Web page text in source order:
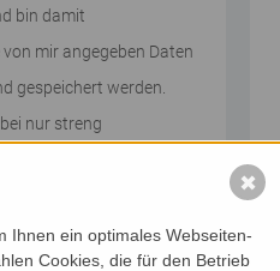
bin damit
mir angegeben Daten
gespeichert werden.
nur streng
genutzt.
Ihnen ein optimales Webseiten-
Cookies, die für den Betrieb
✖